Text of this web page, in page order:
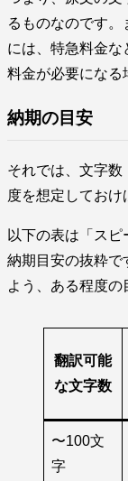
るものなのです
には、特急料金
料金が必要になる
納期の目安
それでは、文字数
度を想定しておけ
以下の表は「ス
納期目安の抜粋で
よう、ある程度の
翻訳可能
な文字数
〜100文
字